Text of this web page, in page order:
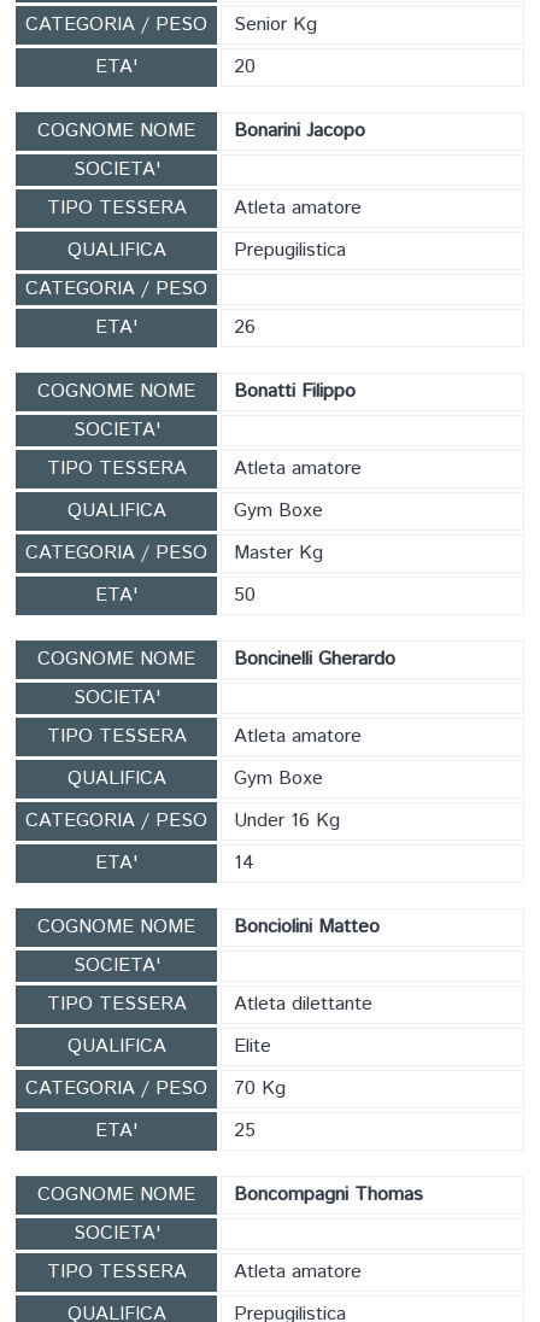
CATEGORIA / PESO
Senior Kg
ETA'
20
COGNOME NOME
Bonarini Jacopo
SOCIETA'
TIPO TESSERA
Atleta amatore
QUALIFICA
Prepugilistica
CATEGORIA / PESO
ETA'
26
COGNOME NOME
Bonatti Filippo
SOCIETA'
TIPO TESSERA
Atleta amatore
QUALIFICA
Gym Boxe
CATEGORIA / PESO
Master Kg
ETA'
50
COGNOME NOME
Boncinelli Gherardo
SOCIETA'
TIPO TESSERA
Atleta amatore
QUALIFICA
Gym Boxe
CATEGORIA / PESO
Under 16 Kg
ETA'
14
COGNOME NOME
Bonciolini Matteo
SOCIETA'
TIPO TESSERA
Atleta dilettante
QUALIFICA
Elite
CATEGORIA / PESO
70 Kg
ETA'
25
COGNOME NOME
Boncompagni Thomas
SOCIETA'
TIPO TESSERA
Atleta amatore
QUALIFICA
Prepugilistica